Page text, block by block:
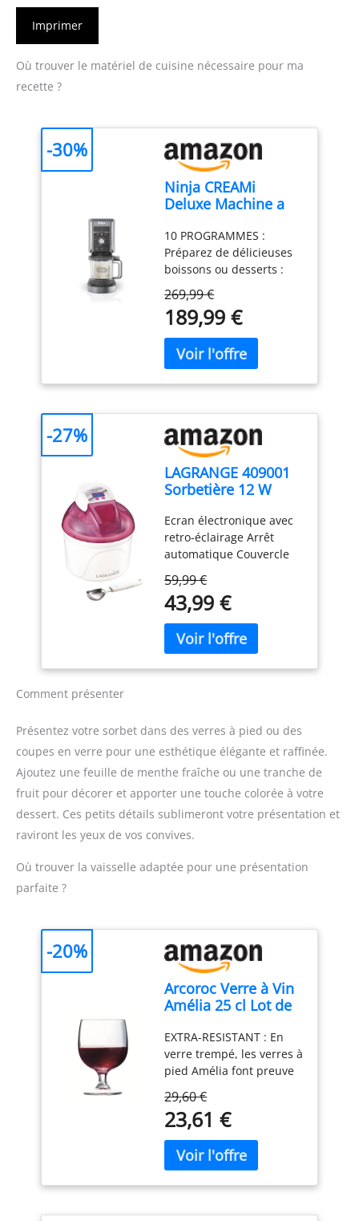
Imprimer
Où trouver le matériel de cuisine nécessaire pour ma
recette ?
Ninja CREAMi
Deluxe Machine a
2 bacs NC502EU
10 PROGRAMMES :
Préparez de délicieuses
boissons ou desserts :
Crème glacée légère,
Glace à l'Italienne,
Milkshake, Extras,
Frappé, Boisson glacée,
Granité et Yaourt glacé.
CUVE FORMAT FAMILIAL :
de 710 ml, pour que vous
puissiez savourer encore
plus de délicieux en-cas
glacés. CRÉEZ DEUX
les fonctions « haut » et «
bas » pour créer deux
saveurs de crème glacée
différentes dans un seul
pot Deluxe, comme cerise
et vanille. DES DÉLICES
GLACÉS PERSONNALISÉS :
Des crèmes glacées et
des boissons, à votre
sauce. Essayez
cétogéniques, faibles en
sucre ou végans.
Dimensions : L : 30,5 cm x
H : 42,39 cm x l : 21,38
cm. Poids : 6,54 kg
269,99 €
189,99 €
-30%
LAGRANGE 409001
Sorbetière 12 W
L Framboise
Ecran électronique avec
retro-éclairage Arrêt
automatique Couvercle
ouverture Cuve
réfrigérante - contenance
1,5L Couvercle de
stockage Cuillère à glace
en inox Couleur:
Framboise Puissance: 12
59,99 €
43,99 €
-27%
Comment présenter
Présentez votre sorbet dans des verres à pied ou des
coupes en verre pour une esthétique élégante et raffinée.
Ajoutez une feuille de menthe fraîche ou une tranche de
fruit pour décorer et apporter une touche colorée à votre
dessert. Ces petits détails sublimeront votre présentation et
raviront les yeux de vos convives.
Où trouver la vaisselle adaptée pour une présentation
parfaite ?
Arcoroc Verre à Vin
Amélia 25 cl Lot de
EXTRA-RESISTANT : En
verre trempé, les verres à
pied Amélia font preuve
résistance aux chocs.
Vous pouvez les
manipuler sans crainte …
ils sont donc idéaux à
manipuler pendant les
heures de pointes, en
29,60 €
23,61 €
-20%